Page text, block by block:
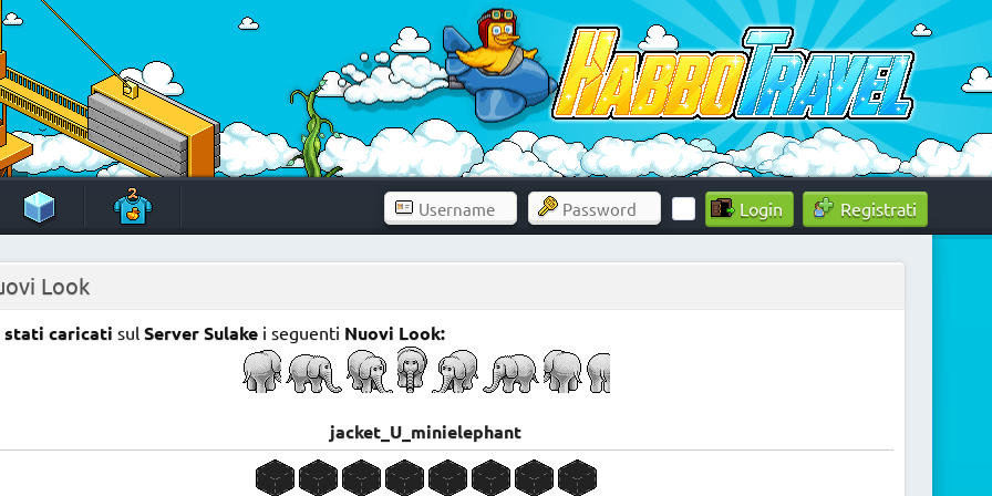
Registrati
Look
stati caricati sul Server Sulakei seguenti Nuovi Look:
jacket_U_minielephant